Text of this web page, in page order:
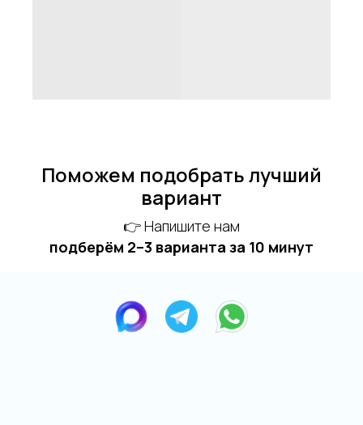
Поможем подобрать лучший
вариант
👉 Напишите нам
подберём 2–3 варианта за 10 минут